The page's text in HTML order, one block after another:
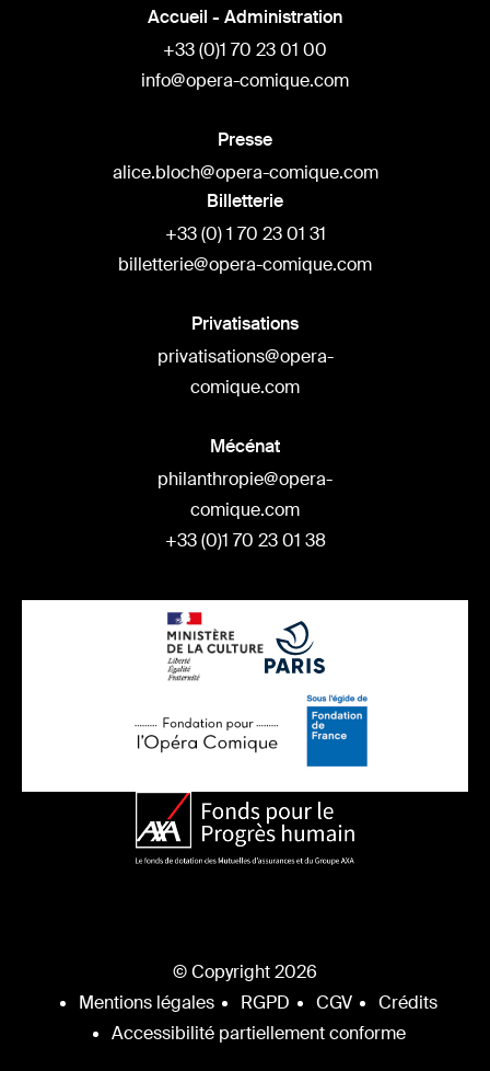
Accueil - Administration
+33 (0)1 70 23 01 00
info@opera-comique.com
Presse
alice.bloch@opera-comique.com
Billetterie
+33 (0) 1 70 23 01 31
billetterie@opera-comique.com
Privatisations
privatisations@opera-
comique.com
Mécénat
philanthropie@opera-
comique.com
+33 (0)1 70 23 01 38
© Copyright 2026
Mentions légales
RGPD CGV
Crédits
Accessibilité partiellement conforme